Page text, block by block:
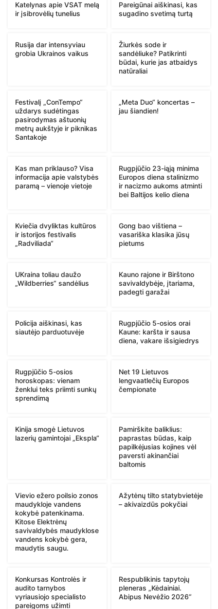
Katelynas apie VSAT melą
ir įsibrovėlių tunelius
Pareigūnai aiškinasi, kas
sugadino svetimą turtą
Rusija dar intensyviau
grobia Ukrainos vaikus
Žiurkės sode ir
sandėliuke? Patikrinti
būdai, kurie jas atbaidys
natūraliai
Festivalį „ConTempo“
uždarys sudėtingas
pasirodymas aštuonių
metrų aukštyje ir piknikas
Santakoje
„Meta Duo“ koncertas –
jau šiandien!
Kas man priklauso? Visa
informacija apie valstybės
paramą – vienoje vietoje
Rugpjūčio 23-iąją minima
Europos diena stalinizmo
ir nacizmo aukoms atminti
bei Baltijos kelio diena
Kviečia dvyliktas kultūros
ir istorijos festivalis
„Radviliada“
Gong bao vištiena –
vasariška klasika jūsų
pietums
UKraina toliau daužo
„Wildberries“ sandėlius
Kauno rajone ir Birštono
savivaldybėje, įtariama,
padegti garažai
Policija aiškinasi, kas
siautėjo parduotuvėje
Rugpjūčio 5-osios orai
Kaune: karšta ir sausa
diena, vakare išsigiedrys
Rugpjūčio 5-osios
horoskopas: vienam
ženklui teks priimti sunkų
sprendimą
Net 19 Lietuvos
lengvaatlečių Europos
čempionate
Kinija smogė Lietuvos
lazerių gamintojai „Ekspla“
Pamirškite baliklius:
paprastas būdas, kaip
papilkėjusias kojines vėl
paversti akinančiai
baltomis
Vievio ežero poilsio zonos
maudykloje vandens
kokybė patenkinama.
Kitose Elektrėnų
savivaldybės maudyklose
vandens kokybė gera,
maudytis saugu.
Ažytėnų tilto statybvietėje
– akivaizdūs pokyčiai
Konkursas Kontrolės ir
audito tarnybos
vyriausiojo specialisto
pareigoms užimti
Respublikinis tapytojų
pleneras „Kėdainiai.
Abipus Nevėžio 2026“